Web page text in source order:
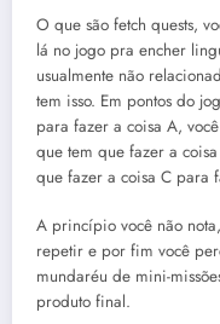
O que são fetch quests,
lá no jogo pra encher
usualmente não
tem isso. Em pontos do
para fazer a coisa A,
que tem que fazer a
que fazer a coisa C para
A princípio você não
repetir e por fim você
mundaréu de mini-
produto final.